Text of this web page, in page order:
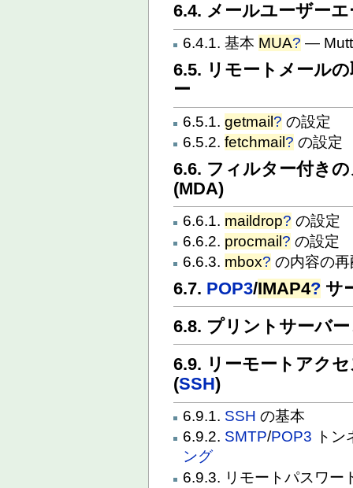
6.4. メールユーザー
6.4.1. 基本 MUA? — Mutt
6.5. リモートメール
ー
6.5.1.getmail? の設定
6.5.2.fetchmail ? の設定
6.6. フィルター付き
(MDA)
6.6.1. maildrop? の設定
6.6.2. procmail? の設定
6.6.3. mbox? の内容の
6.7. POP3/IMAP4? サ
6.8. プリントサーバ
6.9. リーモートアク
(SSH)
6.9.1. SSH の基本
6.9.2. SMTP/POP3 トン
ング
6.9.3. リモートパスワー